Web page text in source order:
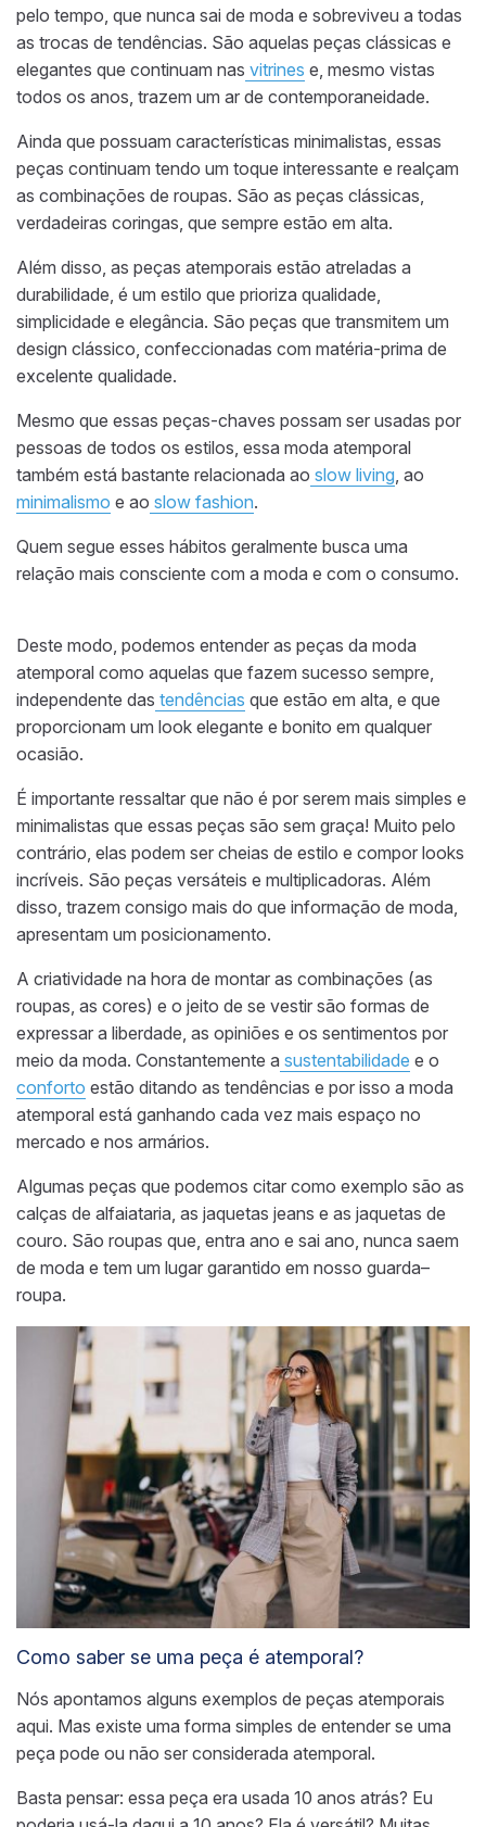
pelo tempo, que nunca sai de moda e sobreviveu a todas
as trocas de tendências. São aquelas peças clássicas e
elegantes que continuam nas vitrines e, mesmo vistas
todos os anos, trazem um ar de contemporaneidade.
Ainda que possuam características minimalistas, essas
peças continuam tendo um toque interessante e realçam
as combinações de roupas. São as peças clássicas,
verdadeiras coringas, que sempre estão em alta.
Além disso, as peças atemporais estão atreladas a
durabilidade, é um estilo que prioriza qualidade,
simplicidade e elegância. São peças que transmitem um
design clássico, confeccionadas com matéria-prima de
excelente qualidade.
Mesmo que essas peças-chaves possam ser usadas por
pessoas de todos os estilos, essa moda atemporal
também está bastante relacionada ao slow living , ao
minimalismo e ao slow fashion.
Quem segue esses hábitos geralmente busca uma
relação mais consciente com a moda e com o consumo.
Deste modo, podemos entender as peças da moda
atemporal como aquelas que fazem sucesso sempre,
independente das tendências que estão em alta, e que
proporcionam um look elegante e bonito em qualquer
ocasião.
É importante ressaltar que não é por serem mais simples e
minimalistas que essas peças são sem graça! Muito pelo
contrário, elas podem ser cheias de estilo e compor looks
incríveis. São peças versáteis e multiplicadoras. Além
disso, trazem consigo mais do que informação de moda,
apresentam um posicionamento.
A criatividade na hora de montar as combinações (as
roupas, as cores) e o jeito de se vestir são formas de
expressar a liberdade, as opiniões e os sentimentos por
meio da moda. Constantemente a sustentabilidade e o
conforto estão ditando as tendências e por isso a moda
atemporal está ganhando cada vez mais espaço no
mercado e nos armários.
Algumas peças que podemos citar como exemplo são as
calças de alfaiataria, as jaquetas jeans e as jaquetas de
couro. São roupas que, entra ano e sai ano, nunca saem
de moda e tem um lugar garantido em nosso guarda–
roupa.
Como saber se uma peça é atemporal?
Nós apontamos alguns exemplos de peças atemporais
aqui. Mas existe uma forma simples de entender se uma
peça pode ou não ser considerada atemporal.
Basta pensar: essa peça era usada 10 anos atrás? Eu